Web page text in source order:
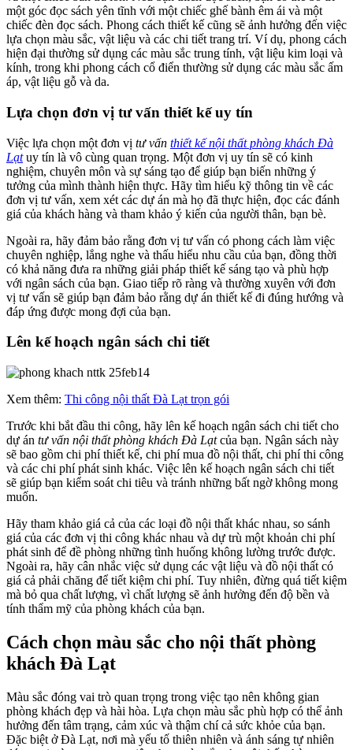
một góc đọc sách yên tĩnh với một chiếc ghế bành êm ái và một
chiếc đèn đọc sách. Phong cách thiết kế cũng sẽ ảnh hưởng đến việc
lựa chọn màu sắc, vật liệu và các chi tiết trang trí. Ví dụ, phong cách
hiện đại thường sử dụng các màu sắc trung tính, vật liệu kim loại và
kính, trong khi phong cách cổ điển thường sử dụng các màu sắc ấm
áp, vật liệu gỗ và da.
Lựa chọn đơn vị tư vấn thiết kế uy tín
Việc lựa chọn một đơn vị tư vấn thiết kế nội thất phòng khách Đà
Lạtuy tín là vô cùng quan trọng. Một đơn vị uy tín sẽ có kinh
nghiệm, chuyên môn và sự sáng tạo để giúp bạn biến những ý
tưởng của mình thành hiện thực. Hãy tìm hiểu kỹ thông tin về các
đơn vị tư vấn, xem xét các dự án mà họ đã thực hiện, đọc các đánh
giá của khách hàng và tham khảo ý kiến của người thân, bạn bè.
Ngoài ra, hãy đảm bảo rằng đơn vị tư vấn có phong cách làm việc
chuyên nghiệp, lắng nghe và thấu hiểu nhu cầu của bạn, đồng thời
có khả năng đưa ra những giải pháp thiết kế sáng tạo và phù hợp
với ngân sách của bạn. Giao tiếp rõ ràng và thường xuyên với đơn
vị tư vấn sẽ giúp bạn đảm bảo rằng dự án thiết kế đi đúng hướng và
đáp ứng được mong đợi của bạn.
Lên kế hoạch ngân sách chi tiết
Xem thêm: Thi công nội thất Đà Lạt trọn gói
Trước khi bắt đầu thi công, hãy lên kế hoạch ngân sách chi tiết cho
dự án tư vấn nội thất phòng khách Đà Lạtcủa bạn. Ngân sách này
sẽ bao gồm chi phí thiết kế, chi phí mua đồ nội thất, chi phí thi công
và các chi phí phát sinh khác. Việc lên kế hoạch ngân sách chi tiết
sẽ giúp bạn kiểm soát chi tiêu và tránh những bất ngờ không mong
muốn.
Hãy tham khảo giá cả của các loại đồ nội thất khác nhau, so sánh
giá của các đơn vị thi công khác nhau và dự trù một khoản chi phí
phát sinh để đề phòng những tình huống không lường trước được.
Ngoài ra, hãy cân nhắc việc sử dụng các vật liệu và đồ nội thất có
giá cả phải chăng để tiết kiệm chi phí. Tuy nhiên, đừng quá tiết kiệm
mà bỏ qua chất lượng, vì chất lượng sẽ ảnh hưởng đến độ bền và
tính thẩm mỹ của phòng khách của bạn.
Cách chọn màu sắc cho nội thất phòng
khách Đà Lạt
Màu sắc đóng vai trò quan trọng trong việc tạo nên không gian
phòng khách đẹp và hài hòa. Lựa chọn màu sắc phù hợp có thể ảnh
hưởng đến tâm trạng, cảm xúc và thậm chí cả sức khỏe của bạn.
Đặc biệt ở Đà Lạt, nơi mà yếu tố thiên nhiên và ánh sáng tự nhiên